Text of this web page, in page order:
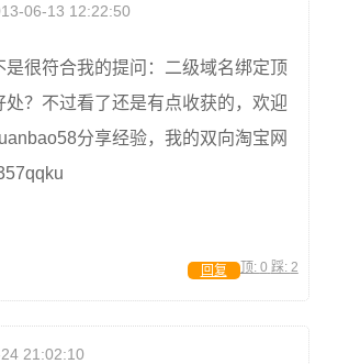
06-13 12:22:50
是很符合我的提问：二级域名绑定顶
处？不过看了还是有点收获的，欢迎
分享经验，我的双向淘宝网
顶: 0 踩: 2
回复
21:02:10